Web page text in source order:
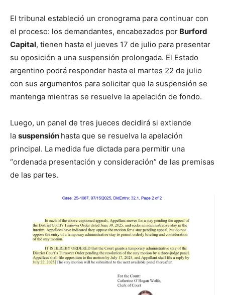
El tribunal estableció un cronograma para continuar con
el proceso: los demandantes, encabezados por Burford
Capital, tienen hasta el jueves 17 de julio para presentar
su oposición a una suspensión prolongada. El Estado
argentino podrá responder hasta el martes 22 de julio
con sus argumentos para solicitar que la suspensión se
mantenga mientras se resuelve la apelación de fondo.
Luego, un panel de tres jueces decidirá si extiende
la suspensión hasta que se resuelva la apelación
principal. La medida fue dictada para permitir una
“ordenada presentación y consideración” de las premisas
de las partes.